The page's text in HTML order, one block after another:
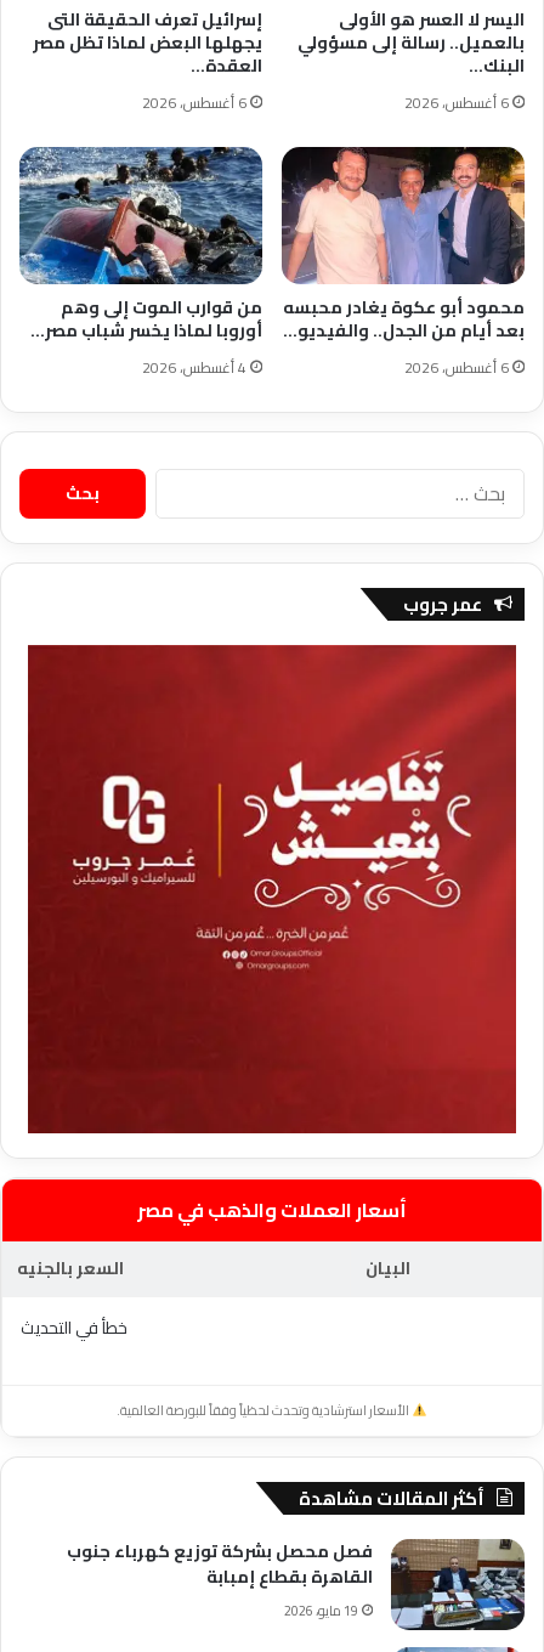
اليسر لا العسر هو الأولى
بالعميل.. رسالة إلى مسؤولي
البنك…
6 أغسطس، 2026
إسرائيل تعرف الحقيقة التى
يجهلها البعض لماذا تظل مصر
العقدة…
6 أغسطس، 2026
محمود أبو عكوة يغادر محبسه
بعد أيام من الجدل.. والفيديو…
6 أغسطس، 2026
من قوارب الموت إلى وهم
أوروبا لماذا يخسر شباب مصر…
4 أغسطس، 2026
البحث
عن:
عمر جروب
أسعار العملات والذهب في مصر
البيان
السعر بالجنيه
خطأ في التحديث
الأسعار استرشادية وتحدث لحظياً وفقاً للبورصة العالمية.
أكثر المقالات مشاهدة
فصل محصل بشركة توزيع كهرباء جنوب
القاهرة بقطاع إمبابة
19 مايو، 2026